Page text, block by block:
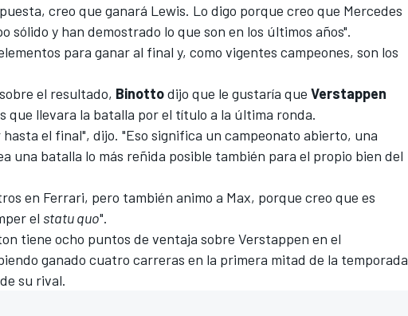
creo que ganará Lewis. Lo digo porque creo que Mercedes
sólido y han demostrado lo que son en los últimos años".
para ganar al final y, como vigentes campeones, son los
el resultado, Binottodijo que le gustaría que Verstappen
que llevara la batalla por el título a la última ronda.
el final", dijo. "Eso significa un campeonato abierto, una
una batalla lo más reñida posible también para el propio bien del
en Ferrari, pero también animo a Max, porque creo que es
el statu quo".
tiene ocho puntos de ventaja sobre Verstappen en el
ganado cuatro carreras en la primera mitad de la temporada
su rival.